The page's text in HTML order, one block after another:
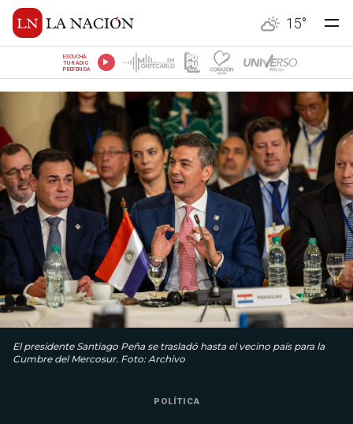
15°
ESCUCHÁ
TU RADIO
PREFERIDA
El presidente Santiago Peña se trasladó hasta el vecino país para la
Cumbre del Mercosur. Foto: Archivo
POLÍTICA